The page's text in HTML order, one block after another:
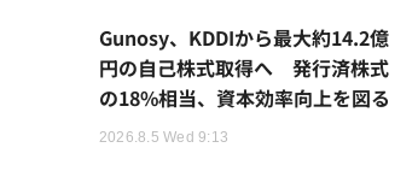
Gunosy、KDDIから最大約14.2億
円の自己株式取得へ 発行済株式
の18%相当、資本効率向上を図る
2026.8.5 Wed 9:13